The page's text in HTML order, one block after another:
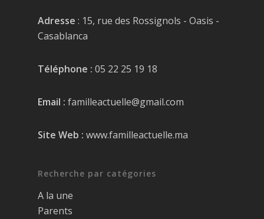
Adresse : 15, rue des Rossignols - Oasis -
Casablanca
Téléphone : 05 22 25 19 18
Email : familleactuelle@gmail.com
Site Web : www.familleactuelle.ma
Recherche par catégories
A la une
Parents